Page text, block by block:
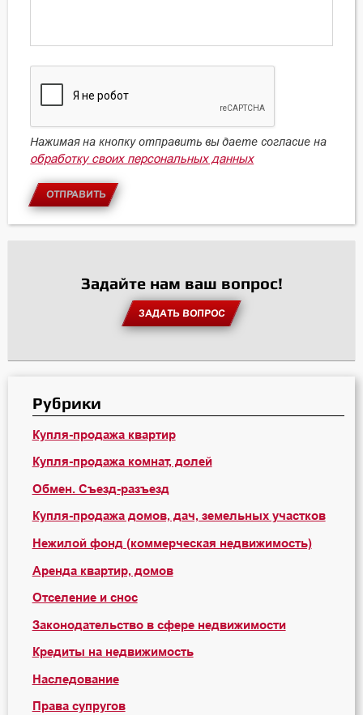
Нажимая на кнопку отправить вы даете согласие на
обработку своих персональных данных
ОТПРАВИТЬ
Задайте нам ваш вопрос!
ЗАДАТЬ ВОПРОС
Рубрики
Купля-продажа квартир
Купля-продажа комнат, долей
Обмен. Съезд-разъезд
Купля-продажа домов, дач, земельных участков
Нежилой фонд (коммерческая недвижимость)
Аренда квартир, домов
Отселение и снос
Законодательство в сфере недвижимости
Кредиты на недвижимость
Наследование
Права супругов